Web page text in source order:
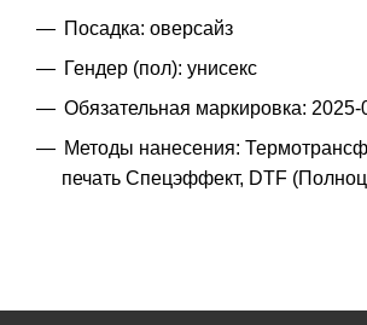
Посадка: оверсайз
Гендер (пол): унисекс
Обязательная маркировка: 2025-
Методы нанесения:
печать Спецэффект, DTF